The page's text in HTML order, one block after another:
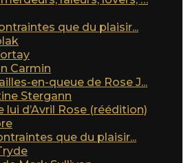
que du plaisir...
Carmin
en-queue de Rose J...
Stergann
lui d’Avril Rose (réédition)
que du plaisir...